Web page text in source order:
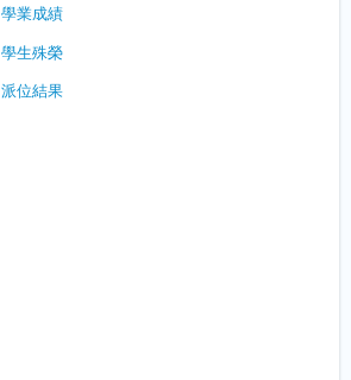
學業成績
學生殊榮
派位結果